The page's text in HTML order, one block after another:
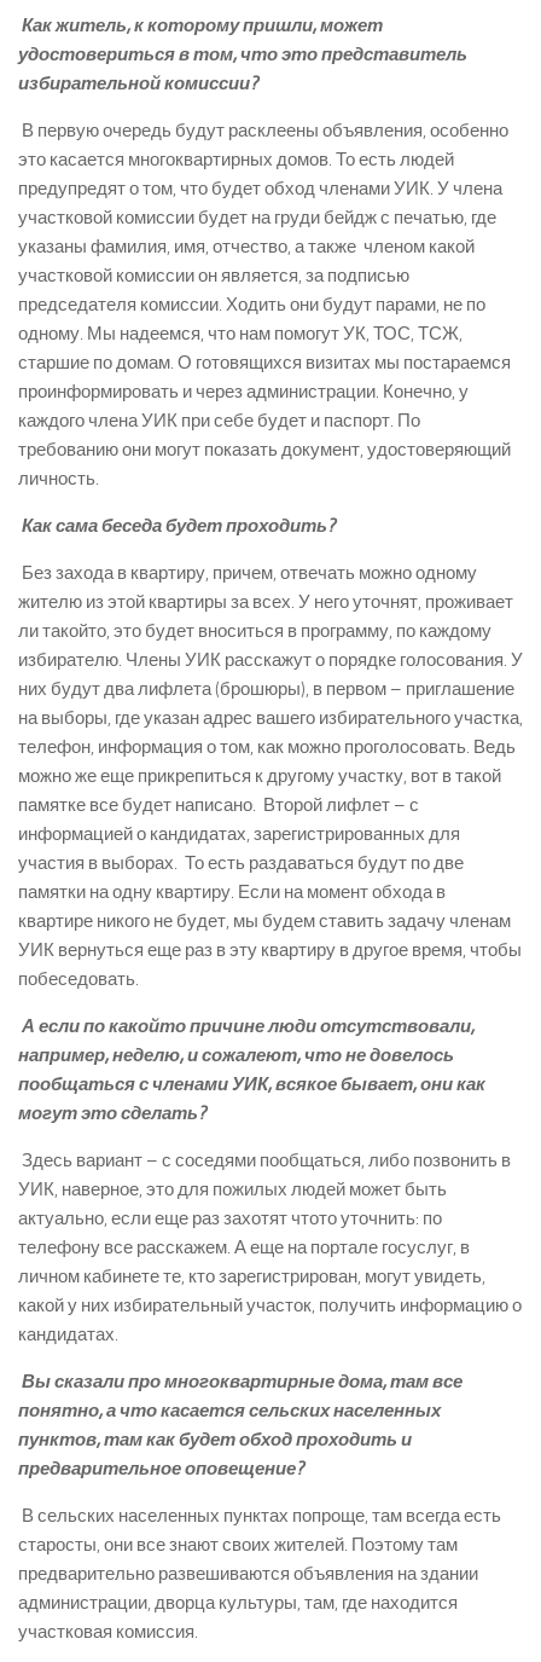
­ Как житель, к которому пришли, может
удостовериться в том, что это представитель
избирательной комиссии?
­ В первую очередь будут расклеены объявления, особенно
это касается многоквартирных домов. То есть людей
предупредят о том, что будет обход членами УИК. У члена
участковой комиссии будет на груди бейдж с печатью, где
указаны фамилия, имя, отчество, а также ­ членом какой
участковой комиссии он является, за подписью
председателя комиссии. Ходить они будут парами, не по
одному. Мы надеемся, что нам помогут УК, ТОС, ТСЖ,
старшие по домам. О готовящихся визитах мы постараемся
проинформировать и через администрации. Конечно, у
каждого члена УИК при себе будет и паспорт. По
требованию они могут показать документ, удостоверяющий
личность.
­ Как сама беседа будет проходить?
­ Без захода в квартиру, причем, отвечать можно одному
жителю из этой квартиры за всех. У него уточнят, проживает
ли такой­то, это будет вноситься в программу, по каждому
избирателю. Члены УИК расскажут о порядке голосования. У
них будут два лифлета (брошюры), в первом – приглашение
на выборы, где указан адрес вашего избирательного участка,
телефон, информация о том, как можно проголосовать. Ведь
можно же еще прикрепиться к другому участку, вот в такой
памятке все будет написано. Второй лифлет – с
информацией о кандидатах, зарегистрированных для
участия в выборах. То есть раздаваться будут по две
памятки на одну квартиру. Если на момент обхода в
квартире никого не будет, мы будем ставить задачу членам
УИК вернуться еще раз в эту квартиру в другое время, чтобы
побеседовать.
­ А если по какой­то причине люди отсутствовали,
например, неделю, и сожалеют, что не довелось
пообщаться с членами УИК, всякое бывает, они как
могут это сделать?
­ Здесь вариант – с соседями пообщаться, либо позвонить в
УИК, наверное, это для пожилых людей может быть
актуально, если еще раз захотят что­то уточнить: по
телефону все расскажем. А еще на портале госуслуг, в
личном кабинете те, кто зарегистрирован, могут увидеть,
какой у них избирательный участок, получить информацию о
кандидатах.
­ Вы сказали про многоквартирные дома, там все
понятно, а что касается сельских населенных
пунктов, там как будет обход проходить и
предварительное оповещение?
­ В сельских населенных пунктах попроще, там всегда есть
старосты, они все знают своих жителей. Поэтому там
предварительно развешиваются объявления на здании
администрации, дворца культуры, там, где находится
участковая комиссия.